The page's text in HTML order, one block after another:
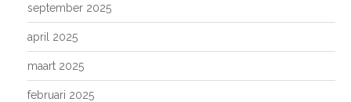
september 2025
april 2025
maart 2025
februari 2025